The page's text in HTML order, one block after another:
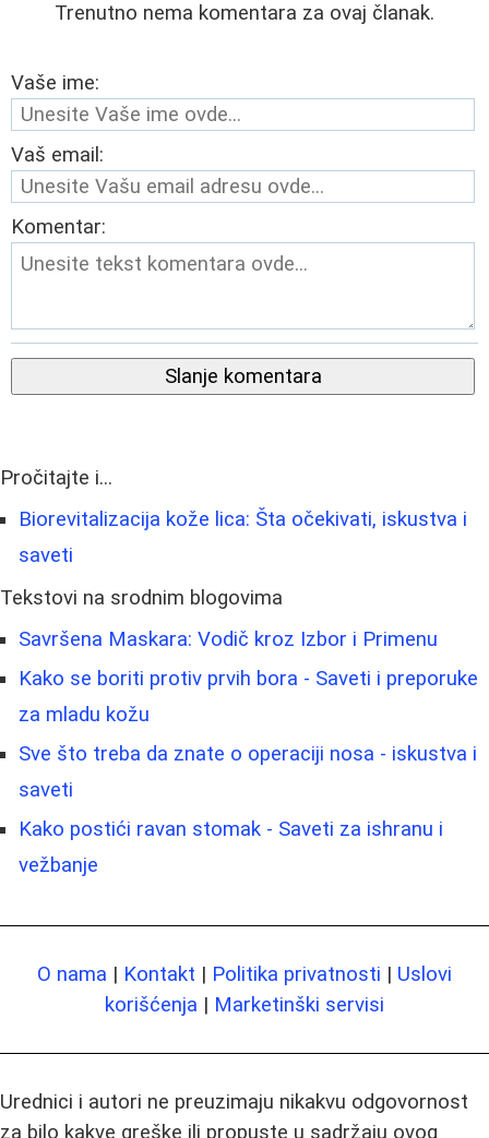
Trenutno nema komentara za ovaj članak.
Vaše ime:
Vaš email:
Komentar:
Slanje komentara
Pročitajte i...
Biorevitalizacija kože lica: Šta očekivati, iskustva i
saveti
Tekstovi na srodnim blogovima
Savršena Maskara: Vodič kroz Izbor i Primenu
Kako se boriti protiv prvih bora - Saveti i preporuke
za mladu kožu
Sve što treba da znate o operaciji nosa - iskustva i
saveti
Kako postići ravan stomak - Saveti za ishranu i
vežbanje
O nama | Kontakt | Politika privatnosti | Uslovi
korišćenja | Marketinški servisi
Urednici i autori ne preuzimaju nikakvu odgovornost
za bilo kakve greške ili propuste u sadržaju ovog